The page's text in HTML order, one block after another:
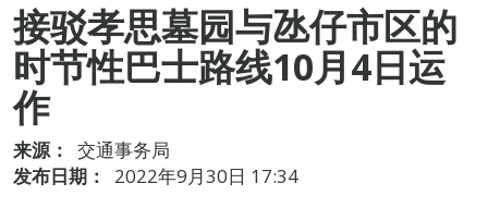
接驳孝思墓园与氹仔市区的
时节性巴士路线10月4日运
作
来源：
交通事务局
发布日期：
2022年9月30日 17:34